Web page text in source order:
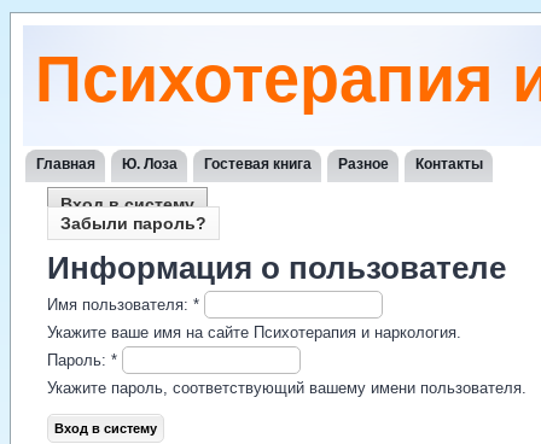
Психотерапия
Главная Ю. Лоза Гостевая книга Разное Контакты
Вход в систему
Забыли пароль?
Информация о пользователе
Имя пользователя: *
Укажите ваше имя на сайте Психотерапия и наркология.
Пароль: *
Укажите пароль, соответствующий вашему имени пользователя.